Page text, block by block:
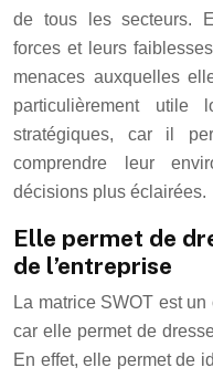
de tous les secteurs.
forces et leurs
menaces auxquelles
particulièrement
stratégiques, car il
comprendre leur
décisions plus éclairées.
Elle permet de
de l’entreprise
La matrice SWOT est
car elle permet de
En effet, elle permet de